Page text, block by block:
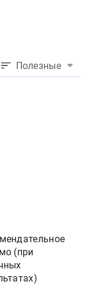
Полезные
(при